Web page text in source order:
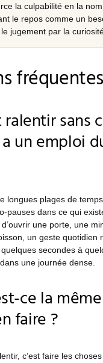
la culpabilité en la
le repos comme un
jugement par la
fréquentes
sans
un emploi
longues plages de
pauses dans ce qui
une porte, une
un geste quotidien
secondes à
une journée dense.
ce la
faire ?
c’est faire les